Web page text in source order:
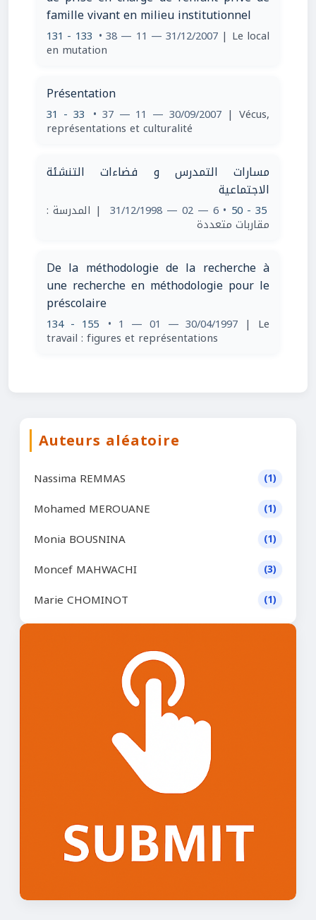
famille vivant en milieu institutionnel
131 - 133 • 38 — 11 — 31/12/2007 | Le local
en mutation
Présentation
31 - 33 • 37 — 11 — 30/09/2007 | Vécus,
représentations et culturalité
مسارات التمدرس و فضاءات التنشئة
الاجتماعية
35 - 50
• 6 — 02 — 31/12/1998 | المدرسة :
مقاربات متعددة
De la méthodologie de la recherche à
une recherche en méthodologie pour le
préscolaire
134 - 155 • 1 — 01 — 30/04/1997 | Le
travail : figures et représentations
Auteurs aléatoire
Nassima REMMAS (1)
Mohamed MEROUANE (1)
Monia BOUSNINA (1)
Moncef MAHWACHI (3)
Marie CHOMINOT (1)